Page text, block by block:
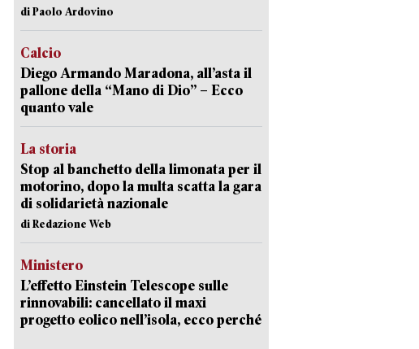
di Paolo Ardovino
Calcio
Diego Armando Maradona, all’asta il
pallone della “Mano di Dio” – Ecco
quanto vale
La storia
Stop al banchetto della limonata per il
motorino, dopo la multa scatta la gara
di solidarietà nazionale
di Redazione Web
Ministero
L’effetto Einstein Telescope sulle
rinnovabili: cancellato il maxi
progetto eolico nell’isola, ecco perché